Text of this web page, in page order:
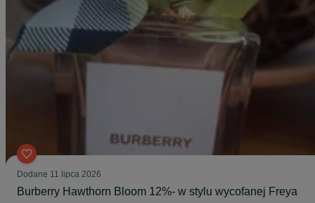
Dodane 11 lipca 2026
Burberry Hawthorn Bloom 12%- w stylu wycofanej Freya